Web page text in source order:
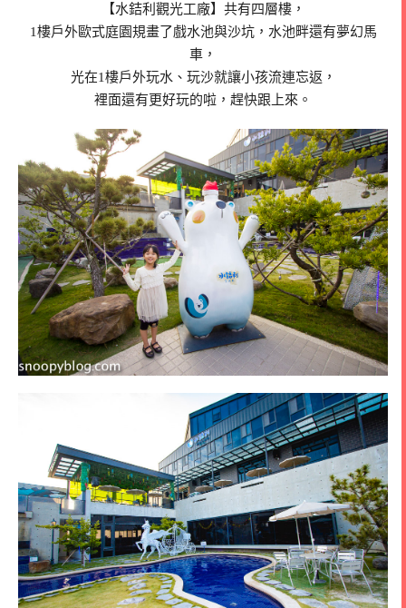
【水銡利觀光工廠】共有四層樓，
1樓戶外歐式庭園規畫了戲水池與沙坑，水池畔還有夢幻馬
車，
光在1樓戶外玩水、玩沙就讓小孩流連忘返，
裡面還有更好玩的啦，趕快跟上來。